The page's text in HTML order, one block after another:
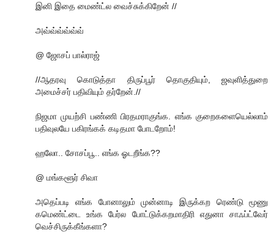
இனி இதை மைண்ட்ல வைச்சுக்கிறேன் //
அவ்வ்வ்வ்வ்வ்
@ ஜோசப் பால்ராஜ்
//ஆதரவு கொடுத்தா திருப்பூர் தொகுதியும், ஜவுளித்துறை
அமைச்சர் பதிவியும் தர்றேன்.//
நிஜமா முயற்சி பண்ணி பிரதமராகுங்க. எங்க குறைகளையெல்லாம்
பதிவுலயே பகிரங்கக் கடிதமா போடறோம்!
ஹலோ.. சோசப்பூ.. எங்க ஓடறீங்க??
@ மங்களூர் சிவா
அதெப்படி எங்க போனாலும் முன்னாடி இருக்கற ரெண்டு மூணு
கமெண்ட்டை உங்க பேர்ல போட்டுக்கறமாதிரி எதுனா சாஃப்ட்வேர்
வெச்சிருக்கீங்களா?